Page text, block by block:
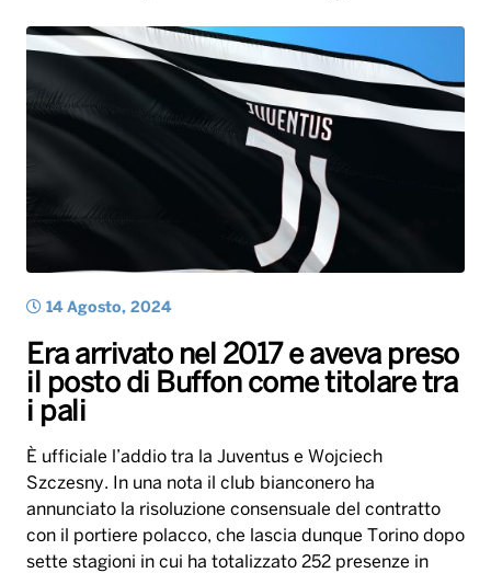
Leggerissime
Speciale Astrabilia 2026
Gallery
14 Agosto, 2024
Era arrivato nel 2017 e aveva preso
il posto di Buffon come titolare tra
i pali
È ufficiale l’addio tra la Juventus e Wojciech
Szczesny. In una nota il club bianconero ha
annunciato la risoluzione consensuale del contratto
con il portiere polacco, che lascia dunque Torino dopo
sette stagioni in cui ha totalizzato 252 presenze in